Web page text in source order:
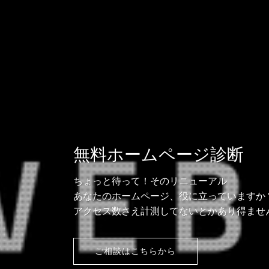
無料ホームページ診断
ちょっと待って！そのリニューアル
あなたのホームページ、役に立っていますか
アクセス数さえ計測してないとかあり得ませ
ご相談はこちらから